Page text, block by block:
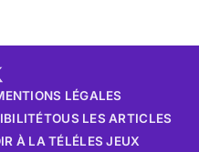
LÉGALES
TOUS LES ARTICLES
À LA TÉLÉLES JEUX